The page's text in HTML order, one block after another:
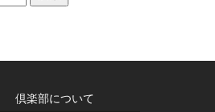
倶楽部について